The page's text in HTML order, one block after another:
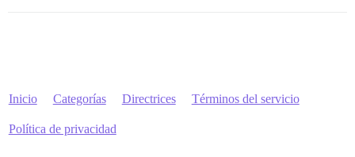
Inicio Categorías Directrices Términos del servicio
Política de privacidad